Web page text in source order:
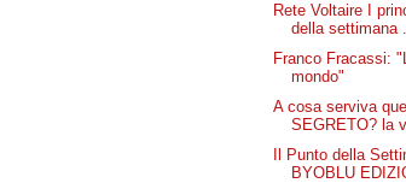
Rete Voltaire I
della settimana
Franco Fracassi:
mondo"
A cosa serviva
SEGRETO? la
Il Punto della
BYOBLU